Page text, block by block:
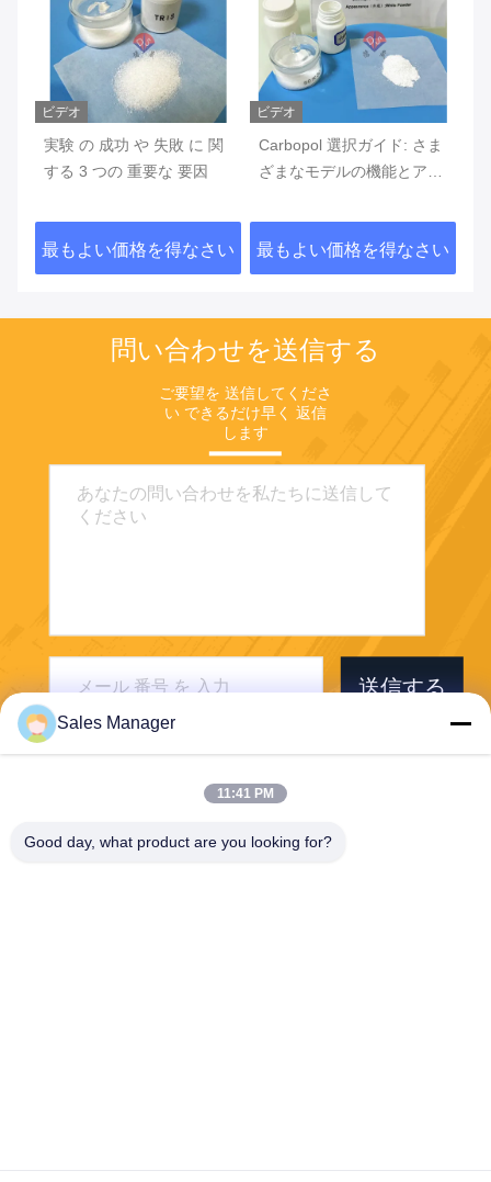
ビデオ
実験 の 成功 や 失敗 に 関
する 3 つの 重要な 要因
最もよい価格を得なさい
ビデオ
Carbopol 選択ガイド: さま
ざまなモデルの機能とアプ
括的な分析
最もよい価格を得なさい
問い合わせを送信する
ご要望を 送信してくださ
い できるだけ早く 返信
します
送信する
Sales Manager
11:41 PM
Good day, what product are you looking for?